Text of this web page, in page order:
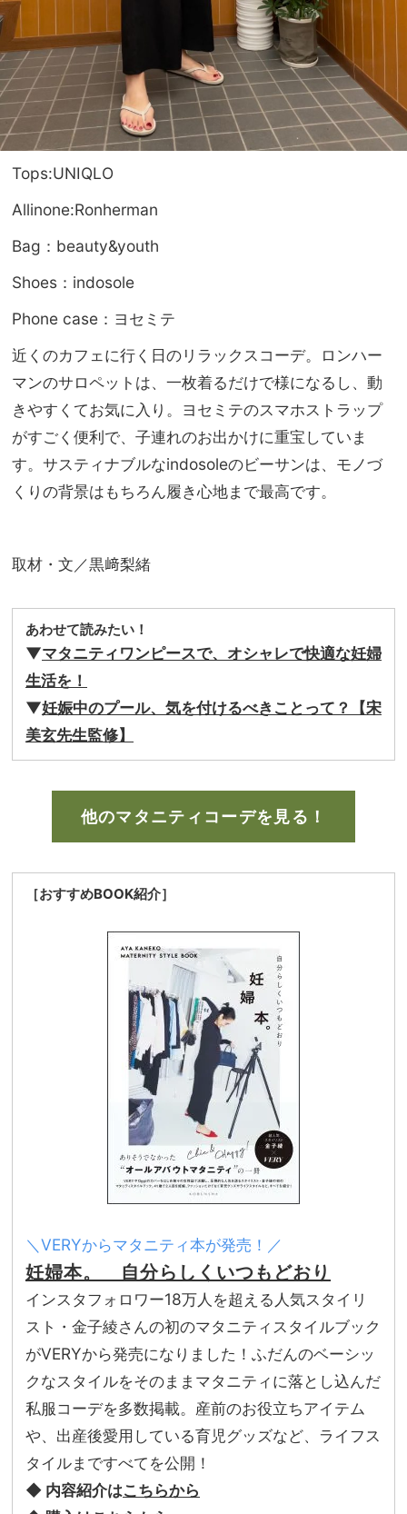
Tops:UNIQLO
Allinone:Ronherman
Bag：beauty&youth
Shoes：indosole
Phone case：ヨセミテ
近くのカフェに行く日のリラックスコーデ。ロンハー
マンのサロペットは、一枚着るだけで様になるし、動
きやすくてお気に入り。ヨセミテのスマホストラップ
がすごく便利で、子連れのお出かけに重宝していま
す。サスティナブルなindosoleのビーサンは、モノづ
くりの背景はもちろん履き心地まで最高です。
取材・文／黒﨑梨緒
あわせて読みたい！
▼マタニティワンピースで、オシャレで快適な妊婦
生活を！
▼妊娠中のプール、気を付けるべきことって？【宋
美玄先生監修】
他のマタニティコーデを見る！
［おすすめBOOK紹介］
＼VERYからマタニティ本が発売！／
妊婦本。 自分らしくいつもどおり
インスタフォロワー18万人を超える人気スタイリ
スト・金子綾さんの初のマタニティスタイルブック
がVERYから発売になりました！ふだんのベーシッ
クなスタイルをそのままマタニティに落とし込んだ
私服コーデを多数掲載。産前のお役立ちアイテム
や、出産後愛用している育児グッズなど、ライフス
タイルまですべてを公開！
◆ 内容紹介はこちらから